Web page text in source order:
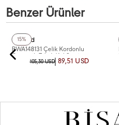
Benzer Ürünler
15%
Reward
RWA148131 Çelik Kordonlu
Otomatik Erkek Kol Saati
105,30 USD 89,51 USD